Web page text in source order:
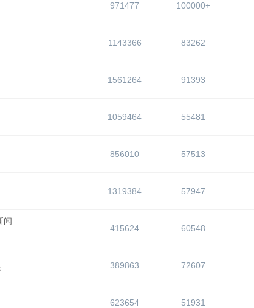
971477 100000+
1143366 83262
1561264 91393
1059464 55481
856010 57513
1319384 57947
闻
415624 60548
389863 72607
623654 51931